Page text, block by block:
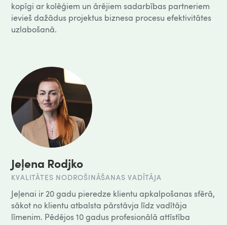
kopīgi ar kolēģiem un ārējiem sadarbības partneriem
ievieš dažādus projektus biznesa procesu efektivitātes
uzlabošanā.
Jeļena Rodjko
KVALITĀTES NODROŠINĀŠANAS VADĪTĀJA
Jeļenai ir 20 gadu pieredze klientu apkalpošanas sfērā,
sākot no klientu atbalsta pārstāvja līdz vadītāja
līmenim. Pēdējos 10 gadus profesionālā attīstība